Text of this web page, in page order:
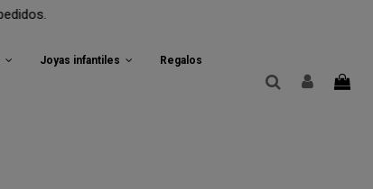
Joyas infantiles Regalos